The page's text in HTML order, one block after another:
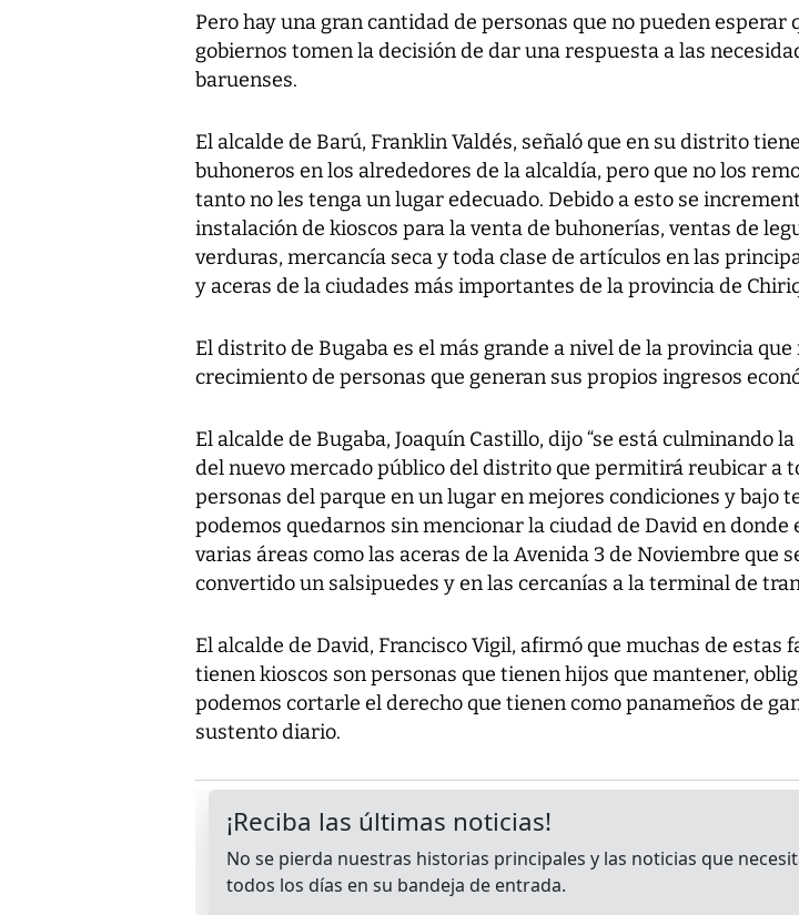
Pero hay una gran cantidad de personas que no pueden esperar
gobiernos tomen la decisión de dar una respuesta a las
baruenses.
El alcalde de Barú, Franklin Valdés, señaló que en su distrito
buhoneros en los alrededores de la alcaldía, pero que no los
tanto no les tenga un lugar edecuado. Debido a esto se
instalación de kioscos para la venta de buhonerías, ventas de
verduras, mercancía seca y toda clase de artículos en las
y aceras de la ciudades más importantes de la provincia de
El distrito de Bugaba es el más grande a nivel de la provincia
crecimiento de personas que generan sus propios ingresos
El alcalde de Bugaba, Joaquín Castillo, dijo “se está culminando
del nuevo mercado público del distrito que permitirá reubicar a
personas del parque en un lugar en mejores condiciones y bajo
podemos quedarnos sin mencionar la ciudad de David en donde
varias áreas como las aceras de la Avenida 3 de Noviembre que
convertido un salsipuedes y en las cercanías a la terminal de
El alcalde de David, Francisco Vigil, afirmó que muchas de estas
tienen kioscos son personas que tienen hijos que mantener,
podemos cortarle el derecho que tienen como panameños de
sustento diario.